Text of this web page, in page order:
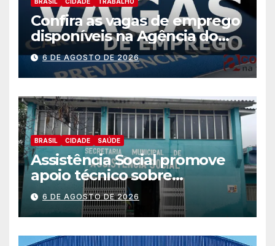
Confira as vagas de emprego
disponíveis na Agência do
Trabalhador
6 DE AGOSTO DE 2026
BRASIL CIDADE SAÚDE
Assistência Social promove
apoio técnico sobre
preparação e resposta a
situações de emergência e
calamidade pública
6 DE AGOSTO DE 2026